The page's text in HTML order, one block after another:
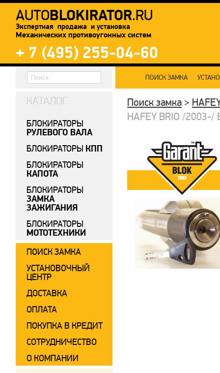
AUTOBLOKIRATOR.RU
Экспертная продажа и установка
Механических противоугонных систем
+ 7 (495) 255-04-60
ПОИСК ЗАМКА
Поиск замка >
HAFEY BRIO /
КАТАЛОГ
БЛОКИРАТОРЫ
РУЛЕВОГО ВАЛА
БЛОКИРАТОРЫ КПП
БЛОКИРАТОРЫ
КАПОТА
БЛОКИРАТОРЫ
ЗАМКА
ЗАЖИГАНИЯ
БЛОКИРАТОРЫ
МОТОТЕХНИКИ
ПОИСК ЗАМКА
УСТАНОВОЧНЫЙ
ЦЕНТР
ДОСТАВКА
ОПЛАТА
ПОКУПКА В КРЕДИТ
СОТРУДНИЧЕСТВО
О КОМПАНИИ